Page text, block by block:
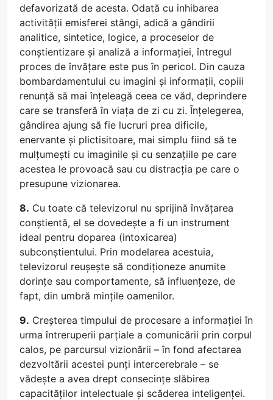
defavorizată de acesta. Odată cu inhibarea
activității emisferei stângi, adică a gândirii
analitice, sintetice, logice, a proceselor de
conștientizare și analiză a informației, întregul
proces de învățare este pus în pericol. Din cauza
bombardamentului cu imagini și informații, copiii
renunță să mai înțeleagă ceea ce văd, deprindere
care se transferă în viața de zi cu zi. Înțelegerea,
gândirea ajung să fie lucruri prea dificile,
enervante și plictisitoare, mai simplu fiind să te
mulțumești cu imaginile și cu senzațiile pe care
acestea le provoacă sau cu distracția pe care o
presupune vizionarea.
8. Cu toate că televizorul nu sprijină învățarea
conștientă, el se dovedește a fi un instrument
ideal pentru doparea (intoxicarea)
subconștientului. Prin modelarea acestuia,
televizorul reușește să condiționeze anumite
dorințe sau comportamente, să influențeze, de
fapt, din umbră mințile oamenilor.
9. Creșterea timpului de procesare a informației în
urma întreruperii parțiale a comunicării prin corpul
calos, pe parcursul vizionării – în fond afectarea
dezvoltării acestei punți intercerebrale – se
vădește a avea drept consecințe slăbirea
capacităților intelectuale și scăderea inteligenței.